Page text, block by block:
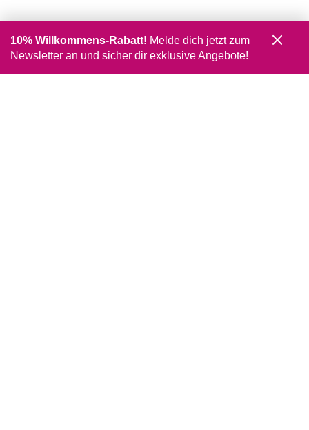
10% Willkommens-Rabatt! Melde dich jetzt zum
Newsletter an und sicher dir exklusive Angebote!